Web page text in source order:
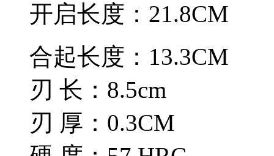
开启长度：21.8CM
合起长度：13.3CM
刃 长：8.5cm
刃 厚：0.3CM